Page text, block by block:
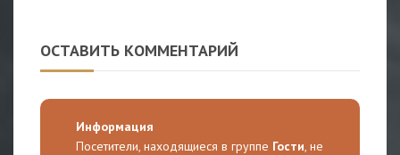
ОСТАВИТЬ КОММЕНТАРИЙ
Информация
Посетители, находящиеся в группе Гости , не